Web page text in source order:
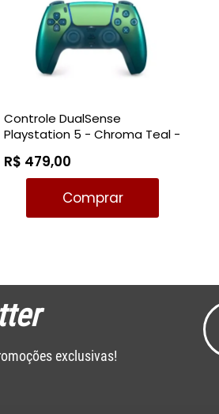
Controle DualSense
Playstation 5 - Chroma Teal -
R$ 479,00
Comprar
exclusivas!